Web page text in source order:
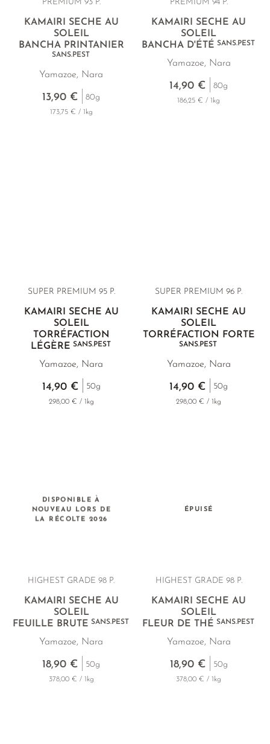
PREMIUM 93 P.
KAMAIRI SÉCHÉ AU
SOLEIL
BANCHA PRINTANIER
SANS.PEST
Yamazoe, Nara
13,90 € 80g
173,75 € / 1kg
PREMIUM 94 P.
KAMAIRI SÉCHÉ AU
SOLEIL
BANCHA D'ÉTÉSANS.PEST
Yamazoe, Nara
14,90 € 80g
186,25 € / 1kg
SUPER PREMIUM 95 P.
KAMAIRI SÉCHÉ AU
SOLEIL
TORRÉFACTION
LÉGÈRESANS.PEST
Yamazoe, Nara
14,90 € 50g
298,00 € / 1kg
SUPER PREMIUM 96 P.
KAMAIRI SÉCHÉ AU
SOLEIL
TORRÉFACTION FORTE
SANS.PEST
Yamazoe, Nara
14,90 € 50g
298,00 € / 1kg
DISPONIBLE À
NOUVEAU LORS DE
LA RÉCOLTE 2026
HIGHEST GRADE 98 P.
KAMAIRI SÉCHÉ AU
SOLEIL
FEUILLE BRUTESANS.PEST
Yamazoe, Nara
18,90 € 50g
378,00 € / 1kg
ÉPUISÉ
HIGHEST GRADE 98 P.
KAMAIRI SÉCHÉ AU
SOLEIL
FLEUR DE THÉSANS.PEST
Yamazoe, Nara
18,90 € 50g
378,00 € / 1kg